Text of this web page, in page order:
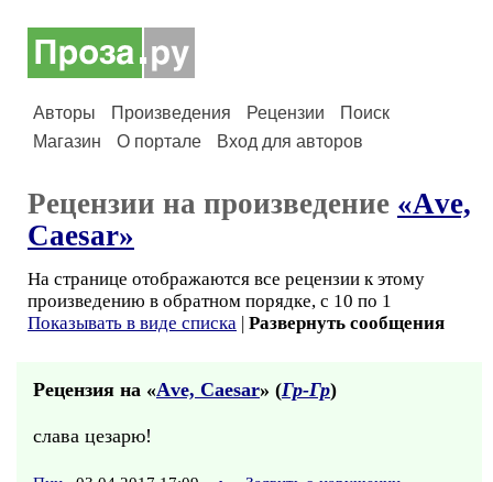
Авторы Произведения Рецензии
Поиск
Магазин
О портале Вход для авторов
Рецензии на произведение «Аve,
Саеsаr»
На странице отображаются все рецензии к этому
произведению в обратном порядке, с 10 по 1
Показывать в виде списка | Развернуть сообщения
Рецензия на «Аve, Саеsаr» (Гр-Гр)
слава цезарю!